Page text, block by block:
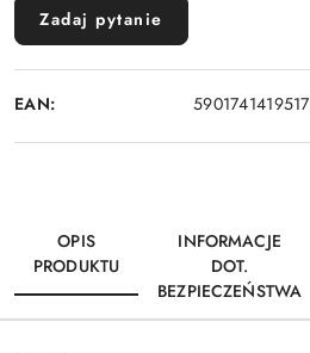
Zadaj pytanie
EAN: 5901741419517
OPIS
PRODUKTU
INFORMACJE
DOT.
BEZPIECZEŃSTWA